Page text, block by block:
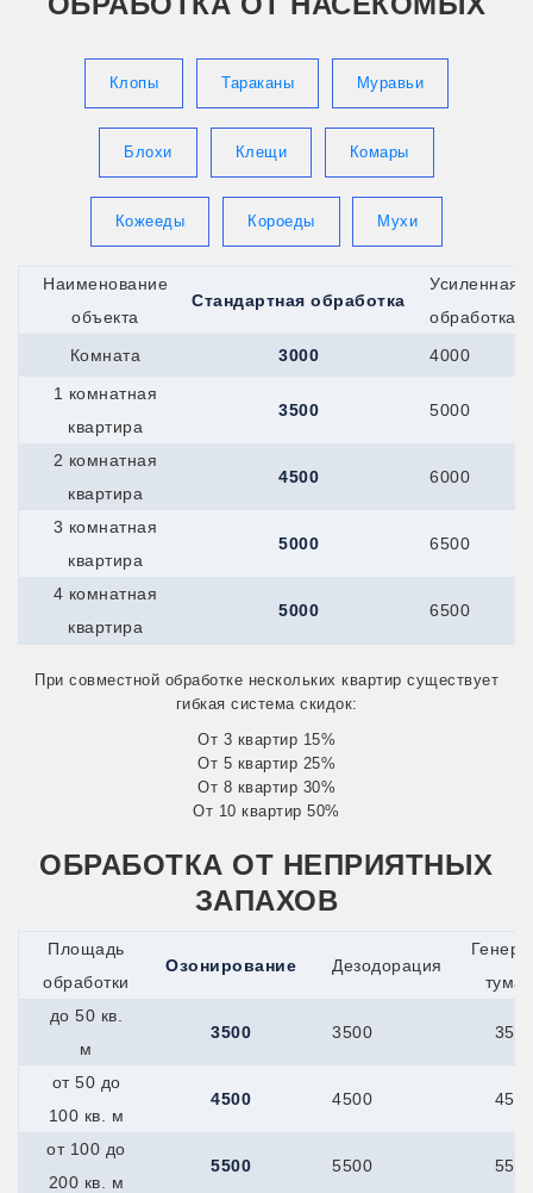
Коломна
Копейск
Коркино
Королев
Котлас
Красноармейск
Кронштадт
Кропоткин
Крымск
Верхняя-Пышма
Краснотурьинск
Первоуральск
Реж
Мегион
Нефтеюганск
Верхний-Уфалей
Озёрск
Усть-Катав
Куйбышев
Кумертау
Курлово
Курчатов
Куса
Ленинск-Кузнецкий
Междуреченск
Прокопьевск
Юрга
Узловая
Лабинск
Ломоносов
Лыткарино
Мамадыш
Клопы Тараканы Муравьи
Блохи Клещи Комары
Кожееды Короеды Мухи
Наименование
объекта
Стандартная обработка
Усиленная
обработка
Комната
3000
4000
1 комнатная
квартира
3500 5000
2 комнатная
квартира
4500 6000
3 комнатная
квартира
5000 6500
4 комнатная
квартира
5000 6500
При совместной обработке нескольких квартир существует
гибкая система скидок:
От 3 квартир 15%
От 5 квартир 25%
От 8 квартир 30%
От 10 квартир 50%
ОБРАБОТКА ОТ НЕПРИЯТНЫХ
ЗАПАХОВ
Площадь
обработки
Озонирование Дезодорация
до 50 кв.
м
3500 3500
от 50 до
100 кв. м
4500 4500
от 100 до
200 кв. м
5500 5500